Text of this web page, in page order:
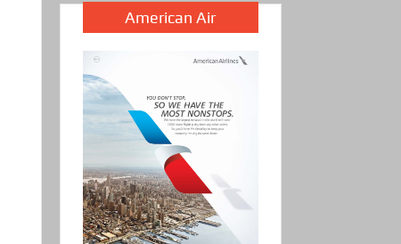
American Air